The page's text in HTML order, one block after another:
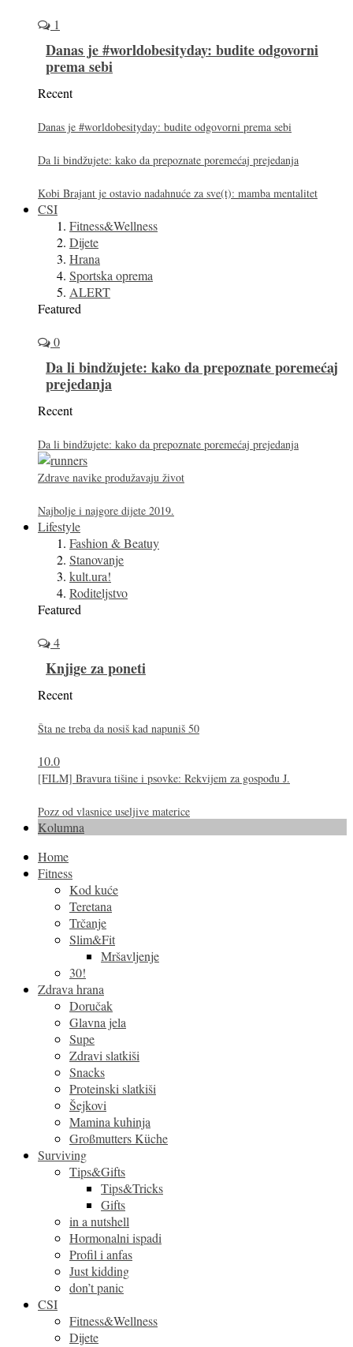
1
Danas je #worldobesityday: budite odgovorni
prema sebi
Recent
Danas je #worldobesityday: budite odgovorni prema sebi
Da li bindžujete: kako da prepoznate poremećaj prejedanja
Kobi Brajant je ostavio nadahnuće za sve(t): mamba mentalitet
CSI
Fitness&Wellness
Dijete
Hrana
Sportska oprema
ALERT
Featured
0
Da li bindžujete: kako da prepoznate poremećaj
prejedanja
Recent
Da li bindžujete: kako da prepoznate poremećaj prejedanja
Zdrave navike produžavaju život
Najbolje i najgore dijete 2019.
Lifestyle
Fashion & Beatuy
Stanovanje
kult.ura!
Roditeljstvo
Featured
4
Knjige za poneti
Recent
Šta ne treba da nosiš kad napuniš 50
10.0
[FILM] Bravura tišine i psovke: Rekvijem za gospođu J.
Pozz od vlasnice useljive materice
Kolumna
Home
Fitness
Kod kuće
Teretana
Trčanje
Slim&Fit
Mršavljenje
30!
Zdrava hrana
Doručak
Glavna jela
Supe
Zdravi slatkiši
Snacks
Proteinski slatkiši
Šejkovi
Mamina kuhinja
Großmutters Küche
Surviving
Tips&Gifts
Tips&Tricks
Gifts
in a nutshell
Hormonalni ispadi
Profil i anfas
Just kidding
don’t panic
CSI
Fitness&Wellness
Dijete